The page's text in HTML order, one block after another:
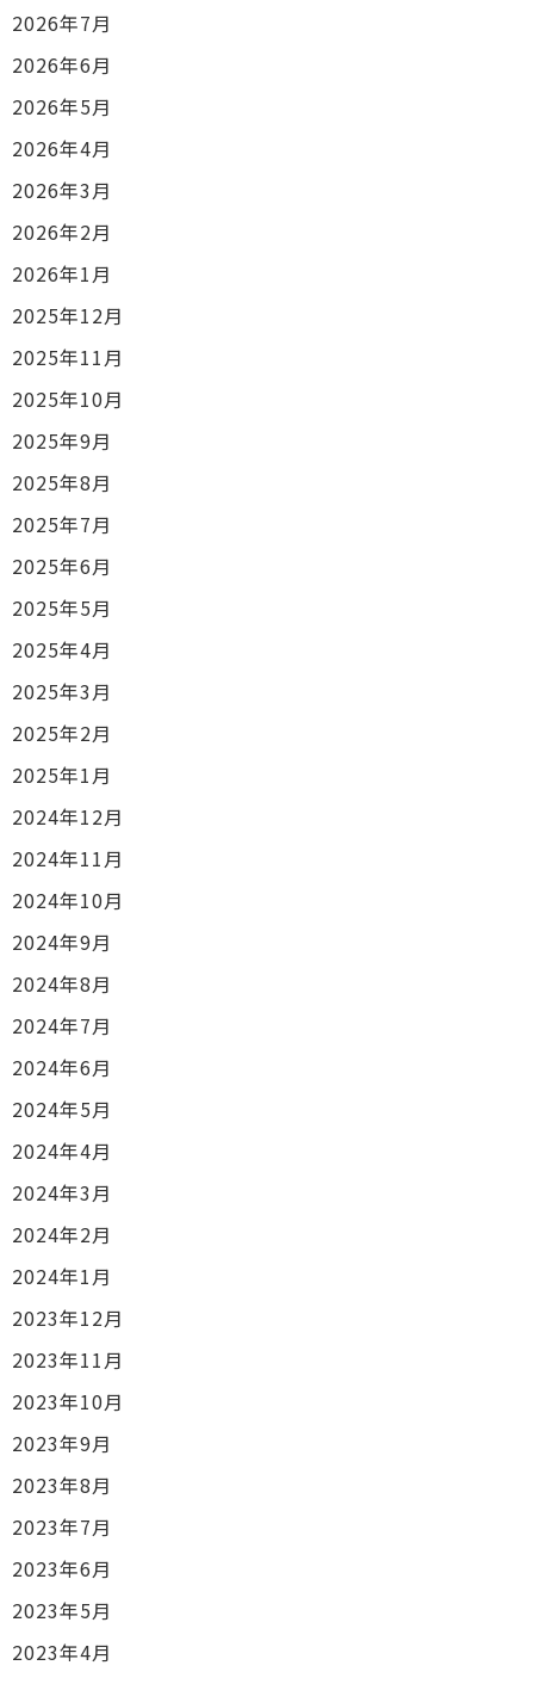
2026年7月
2026年6月
2026年5月
2026年4月
2026年3月
2026年2月
2026年1月
2025年12月
2025年11月
2025年10月
2025年9月
2025年8月
2025年7月
2025年6月
2025年5月
2025年4月
2025年3月
2025年2月
2025年1月
2024年12月
2024年11月
2024年10月
2024年9月
2024年8月
2024年7月
2024年6月
2024年5月
2024年4月
2024年3月
2024年2月
2024年1月
2023年12月
2023年11月
2023年10月
2023年9月
2023年8月
2023年7月
2023年6月
2023年5月
2023年4月